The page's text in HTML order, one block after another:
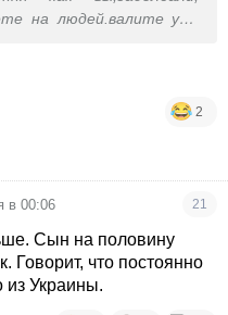
на людей.валите уже
2
в 00:06 21
Сын на половину
Говорит, что постоянно
из Украины.